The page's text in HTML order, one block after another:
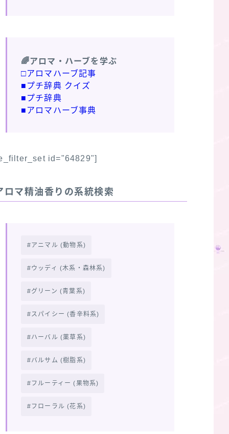
🌈アロマ・ハーブを学ぶ
□アロマハーブ記事
■プチ辞典 クイズ
■プチ辞典
■アロマハーブ事典
id="64829"]
ロマ精油香りの系統検索
アニマル (動物系)
ウッディ (木系・森林系)
グリーン (青葉系)
スパイシー (香辛料系)
ハーバル (薬草系)
バルサム (樹脂系)
フルーティー (果物系)
フローラル (花系)